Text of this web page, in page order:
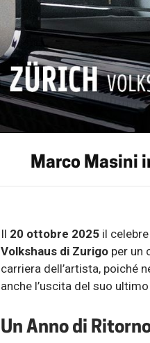
Marco Masini
Il 20 ottobre 2025il
Volkshaus di Zurigoper un
carriera dell’artista, poiché
anche l’uscita del suo
Un Anno di